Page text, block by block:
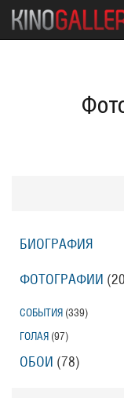
БИОГРАФИЯ
ФОТОГРАФИИ
СОБЫТИЯ (339)
ГОЛАЯ (97)
ОБОИ (78)